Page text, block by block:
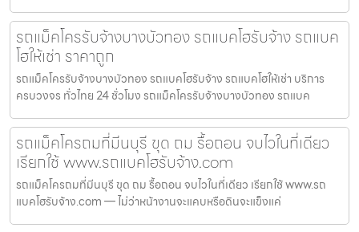
รถแม็คโครรับจ้างบางบัวทอง รถแบคโฮรับจ้าง รถแบค
โฮให้เช่า ราคาถูก
รถแม็คโครรับจ้างบางบัวทอง รถแบคโฮรับจ้าง รถแบคโฮให้เช่า บริการ
ครบวงจร ทั่วไทย 24 ชั่วโมง รถแม็คโครรับจ้างบางบัวทอง รถแบค
รถแม็คโครถมที่มีนบุรี ขุด ถม รื้อถอน จบไวในที่เดียว
เรียกใช้ www.รถแบคโฮรับจ้าง.com
รถแม็คโครถมที่มีนบุรี ขุด ถม รื้อถอน จบไวในที่เดียว เรียกใช้ www.รถ
แบคโฮรับจ้าง.com — ไม่ว่าหน้างานจะแคบหรือดินจะแข็งแค่